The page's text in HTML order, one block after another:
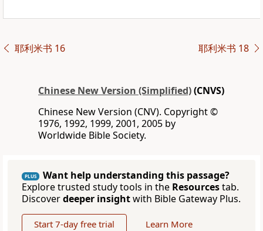
耶利米书 16 耶利米书 18
Chinese New Version (Simplified)(CNVS)
Chinese New Version (CNV). Copyright ©
1976, 1992, 1999, 2001, 2005 by
Worldwide Bible Society.
PLUS
Want help understanding this passage?
Explore trusted study tools in the Resourcestab.
Discoverdeeper insightwith Bible Gateway Plus.
Start 7-day free trial Learn More